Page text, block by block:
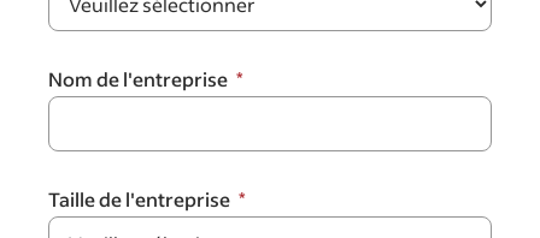
Nom de l'entreprise
Taille de l'entreprise